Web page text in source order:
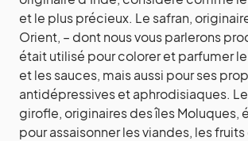
et le plus précieux. Le safran,
Orient, – dont nous vous parlerons
était utilisé pour colorer et parfumer
et les sauces, mais aussi pour ses
antidépressives et aphrodisiaques.
girofle, originaires des îles Moluques,
pour assaisonner les viandes, les